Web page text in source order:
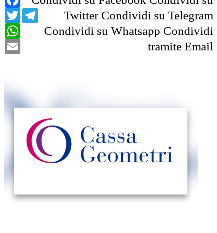
Twitter
Twitter Condividi su Telegram
Telegram
Condividi su Whatsapp
WhatsApp
Condividi
tramite Email